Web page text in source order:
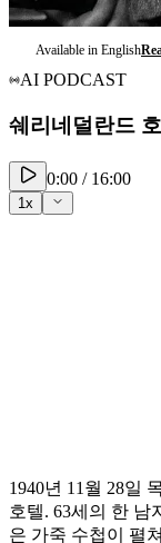
Available in English
AI PODCAST
쉐리네덜란드
0:00 / 16:00
1 x
1940년 11월 28일
호텔. 63세의 한 남
은 가죽 수첩이 펼